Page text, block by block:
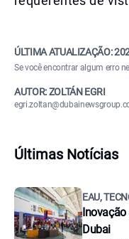
ÚLTIMA ATUALIZAÇÃO:
Se você encontrar algum erro
AUTOR: ZOLTÁN EGRI
Últimas Notícias
EAU,
Inovação
Dubai